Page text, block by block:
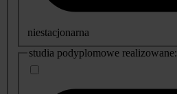
niestacjonarna
studia podyplomowe realizowane: